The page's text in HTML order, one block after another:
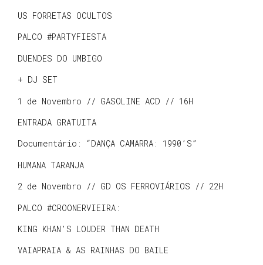
US FORRETAS OCULTOS
PALCO #PARTYFIESTA
DUENDES DO UMBIGO
+ DJ SET
1 de Novembro // GASOLINE ACD // 16H
ENTRADA GRATUITA
Documentário: “DANÇA CAMARRA: 1990’S”
HUMANA TARANJA
2 de Novembro // GD OS FERROVIÁRIOS // 22H
PALCO #CROONERVIEIRA:
KING KHAN’S LOUDER THAN DEATH
VAIAPRAIA & AS RAINHAS DO BAILE